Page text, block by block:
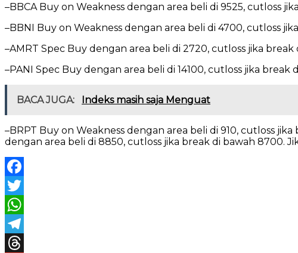
–BBCA Buy on Weakness dengan area beli di 9525, cutloss
–BBNI Buy on Weakness dengan area beli di 4700, cutloss
–AMRT Spec Buy dengan area beli di 2720, cutloss jika
–PANI Spec Buy dengan area beli di 14100, cutloss jika
BACA JUGA: Indeks masih saja Menguat
–BRPT Buy on Weakness dengan area beli di 910, cutloss
dengan area beli di 8850, cutloss jika break di bawah 8700.
Facebook
Twitter
WhatsApp
Telegram